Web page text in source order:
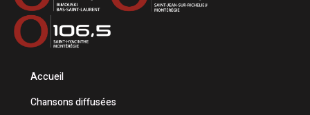
Accueil
Chansons diffusées